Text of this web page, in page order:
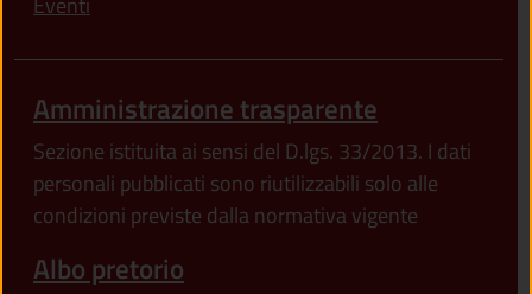
Amministrazione trasparente
Sezione istituita ai sensi del D.lgs. 33/2013. I dati
personali pubblicati sono riutilizzabili solo alle
condizioni previste dalla normativa vigente
Albo pretorio